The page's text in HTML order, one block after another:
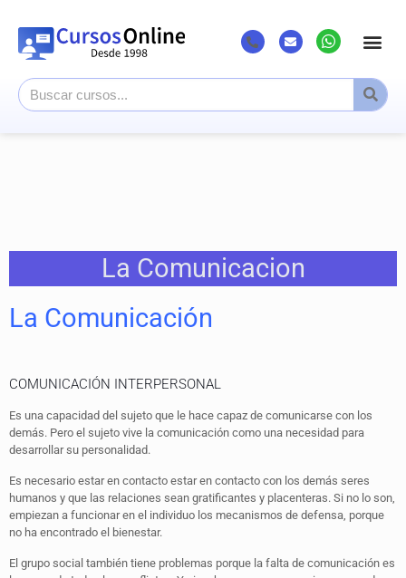
La Comunicacion
La Comunicación
COMUNICACIÓN INTERPERSONAL
Es una capacidad del sujeto que le hace capaz de comunicarse con los
demás. Pero el sujeto vive la comunicación como una necesidad para
desarrollar su personalidad.
Es necesario estar en contacto estar en contacto con los demás seres
humanos y que las relaciones sean gratificantes y placenteras. Si no lo son,
empiezan a funcionar en el individuo los mecanismos de defensa, porque
no ha encontrado el bienestar.
El grupo social también tiene problemas porque la falta de comunicación es